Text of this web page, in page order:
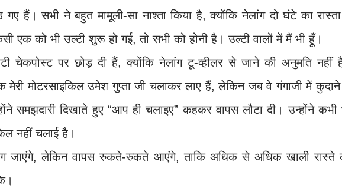
हैं। सभी ने बहुत मामूली-सा नाश्ता किया है, क्योंकि नेलांग दो घंटे का
एक को भी उल्टी शुरू हो गई, तो सभी को होनी है। उल्टी वालों में मैं भी हूँ।
चेकपोस्ट पर छोड़ दी हैं, क्योंकि नेलांग टू-व्हीलर से जाने की अनुमति नहीं
मोटरसाइकिल उमेश गुप्ता जी चलाकर लाए हैं, लेकिन जब वे गंगाजी में
समझदारी दिखाते हुए “आप ही चलाइए” कहकर वापस लौटा दी। उन्होंने कभी
नहीं चलाई है।
जाएंगे, लेकिन वापस रुकते-रुकते आएंगे, ताकि अधिक से अधिक खाली रास्ते